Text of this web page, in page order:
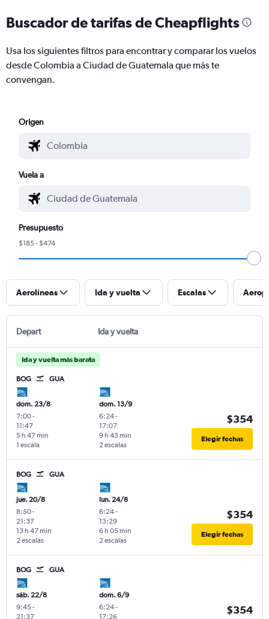
Buscador de tarifas de Cheapflights
Usa los siguientes filtros para encontrar y comparar los vuelos
desde Colombia a Ciudad de Guatemala que más te
convengan.
Origen
Vuela a
Presupuesto
$185 - $474
Aerolíneas Ida y vuelta Escalas
Depart Ida y vuelta
Ida y vuelta más barata
BOG GUA
dom. 23/8
7:00-
11:47
1 escala
5 h 47 min
dom. 13/9
6:24-
17:07
2 escalas
9 h 43 min
$354
Elegir fechas
BOG GUA
jue. 20/8
8:50-
21:37
2 escalas
13 h 47 min
lun. 24/8
6:24-
13:29
2 escalas
6 h 05 min
$354
Elegir fechas
BOG GUA
sáb. 22/8
9:45-
21:37
dom. 6/9
6:24-
17:26
$354